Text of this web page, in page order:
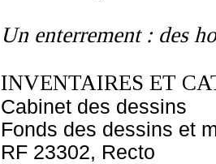
Un enterrement : des
INVENTAIRES ET
Cabinet des dessins
Fonds des dessins et
RF 23302, Recto